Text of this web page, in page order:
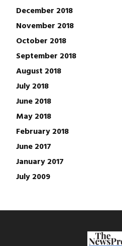
December 2018
November 2018
October 2018
September 2018
August 2018
July 2018
June 2018
May 2018
February 2018
June 2017
January 2017
July 2009